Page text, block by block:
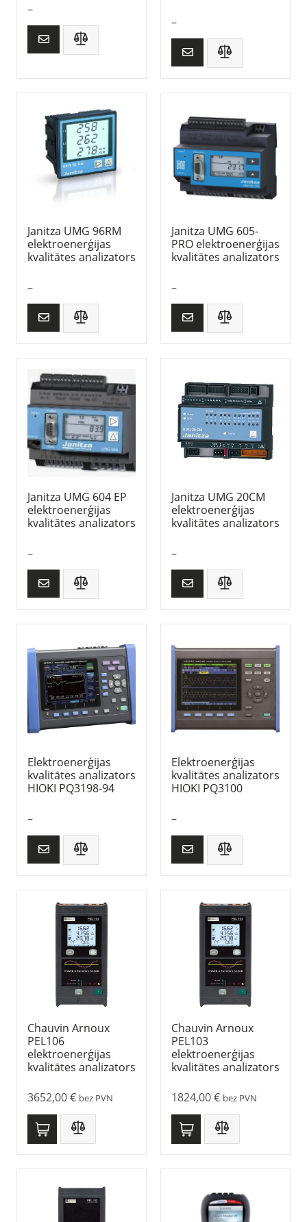
–
–
Janitza UMG 96RM
elektroenerģijas
kvalitātes analizators
–
Janitza UMG 605-
PRO elektroenerģijas
kvalitātes analizators
–
Janitza UMG 604 EP
elektroenerģijas
kvalitātes analizators
–
Janitza UMG 20CM
elektroenerģijas
kvalitātes analizators
–
Elektroenerģijas
kvalitātes analizators
HIOKI PQ3198-94
–
Elektroenerģijas
kvalitātes analizators
HIOKI PQ3100
–
Chauvin Arnoux
PEL106
elektroenerģijas
kvalitātes analizators
3652,00€ bez PVN
Chauvin Arnoux
PEL103
elektroenerģijas
kvalitātes analizators
1824,00€ bez PVN